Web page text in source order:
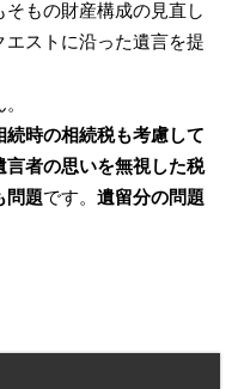
もの財産構成の見直し
ストに沿った遺言を提
続時の相続税も考慮して
言者の思いを無視した税
問題です。 遺留分の問題